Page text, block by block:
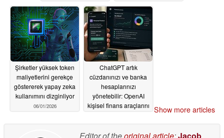
Şirketler yüksek token
maliyetlerini gerekçe
göstererek yapay zeka
kullanımını dizginliyor
06/01/2026
ChatGPT artık
cüzdanınızı ve banka
hesaplarınızı
yönetebilir: OpenAI
kişisel finans araçlarını Show more articles
Editor of theoriginal article:Jacob